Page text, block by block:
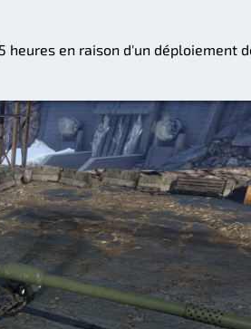
heures en raison d'un déploiement